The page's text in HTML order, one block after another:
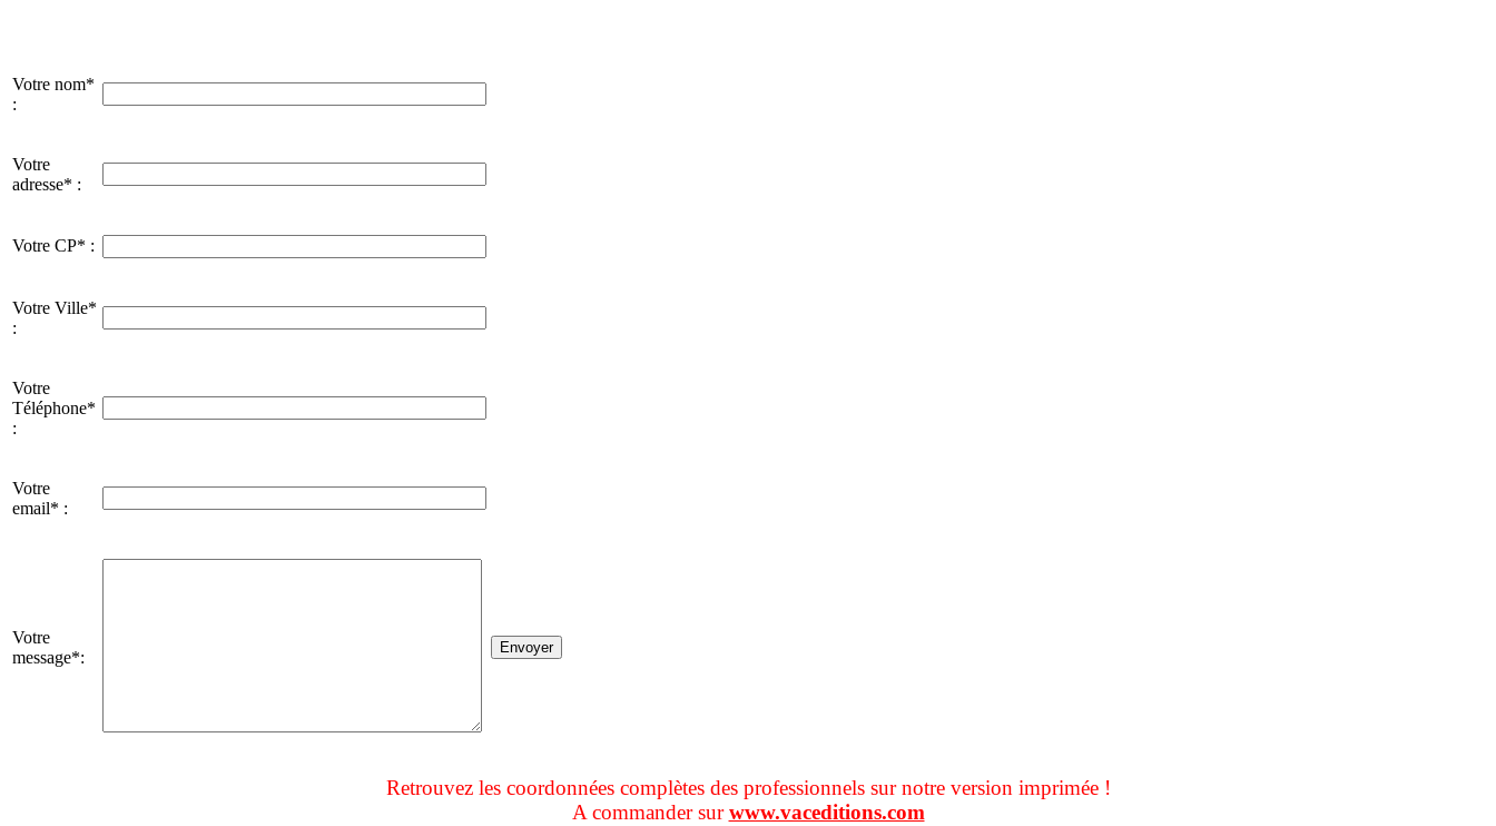
Votre nom*
:
Votre
adresse* :
Votre CP* :
Votre Ville*
:
Votre
Téléphone*
:
Votre
email* :
Votre
message*:
Retrouvez les coordonnées complètes des professionnels sur notre version imprimée !
A commander surwww.vaceditions.com